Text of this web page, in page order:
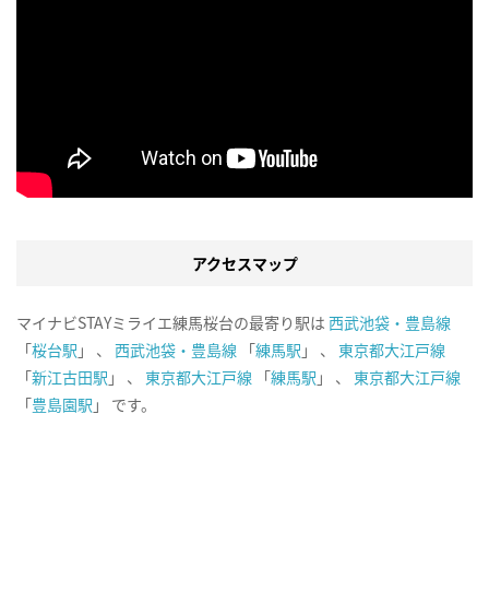
アクセスマップ
マイナビSTAYミライエ練馬桜台の最寄り駅は 西武池袋・豊島線
「桜台駅 」 、 西武池袋・豊島線 「練馬駅 」 、 東京都大江戸線
「新江古田駅 」 、 東京都大江戸線 「練馬駅 」 、 東京都大江戸線
「豊島園駅 」 です。